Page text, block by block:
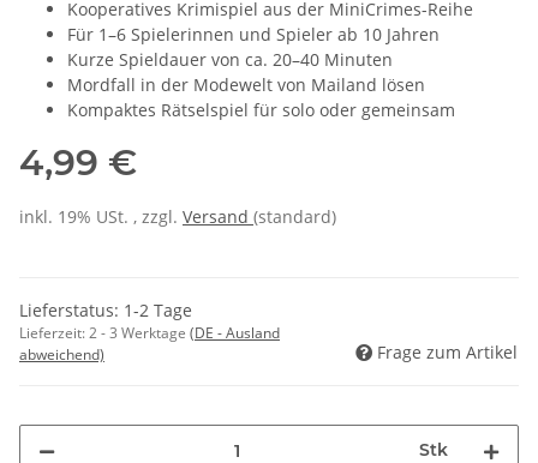
Kooperatives Krimispiel aus der MiniCrimes-Reihe
Für 1–6 Spielerinnen und Spieler ab 10 Jahren
Kurze Spieldauer von ca. 20–40 Minuten
Mordfall in der Modewelt von Mailand lösen
Kompaktes Rätselspiel für solo oder gemeinsam
4,99 €
inkl. 19% USt. , zzgl. Versand (standard)
Lieferstatus: 1-2 Tage
Lieferzeit:2 - 3 Werktage (DE - Ausland
abweichend)
Frage zum Artikel
Stk